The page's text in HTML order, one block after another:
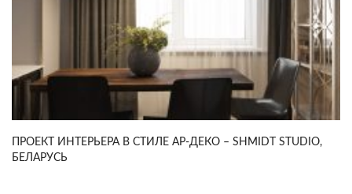
ПРОЕКТ ИНТЕРЬЕРА В СТИЛЕ АР-ДЕКО – SHMIDT STUDIO,
БЕЛАРУСЬ